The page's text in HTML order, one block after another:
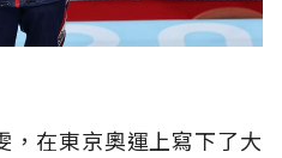
，在東京奧運上寫下了大